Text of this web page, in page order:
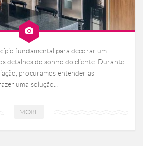
fundamental para decorar um
detalhes do sonho do cliente. Durante
procuramos entender as
uma solução...
MORE